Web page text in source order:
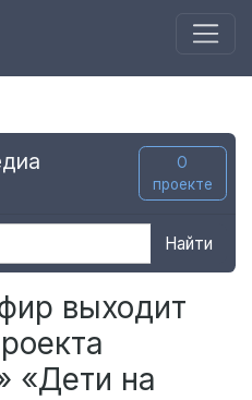
О
проекте
Найти
выходит
«Дети на